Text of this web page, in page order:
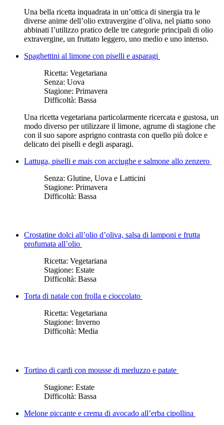
Una bella ricetta inquadrata in un’ottica di sinergia tra le
diverse anime dell’olio extravergine d’oliva, nel piatto sono
abbinati l’utilizzo pratico delle tre categorie principali di olio
extravergine, un fruttato leggero, uno medio e uno intenso.
Spaghettini al limone con piselli e asparagi
Ricetta: Vegetariana
Senza: Uova
Stagione: Primavera
Difficoltà: Bassa
Una ricetta vegetariana particolarmente ricercata e gustosa, un
modo diverso per utilizzare il limone, agrume di stagione che
con il suo sapore asprigno contrasta con quello più dolce e
delicato dei piselli e degli asparagi.
Lattuga, piselli e mais con acciughe e salmone allo zenzero
Senza: Glutine, Uova e Latticini
Stagione: Primavera
Difficoltà: Bassa
Crostatine dolci all’olio d’oliva, salsa di lamponi e frutta
profumata all’olio
Ricetta: Vegetariana
Stagione: Estate
Difficoltà: Bassa
Torta di natale con frolla e cioccolato
Ricetta: Vegetariana
Stagione: Inverno
Difficoltà: Media
Tortino di cardi con mousse di merluzzo e patate
Stagione: Estate
Difficoltà: Bassa
Melone piccante e crema di avocado all’erba cipollina